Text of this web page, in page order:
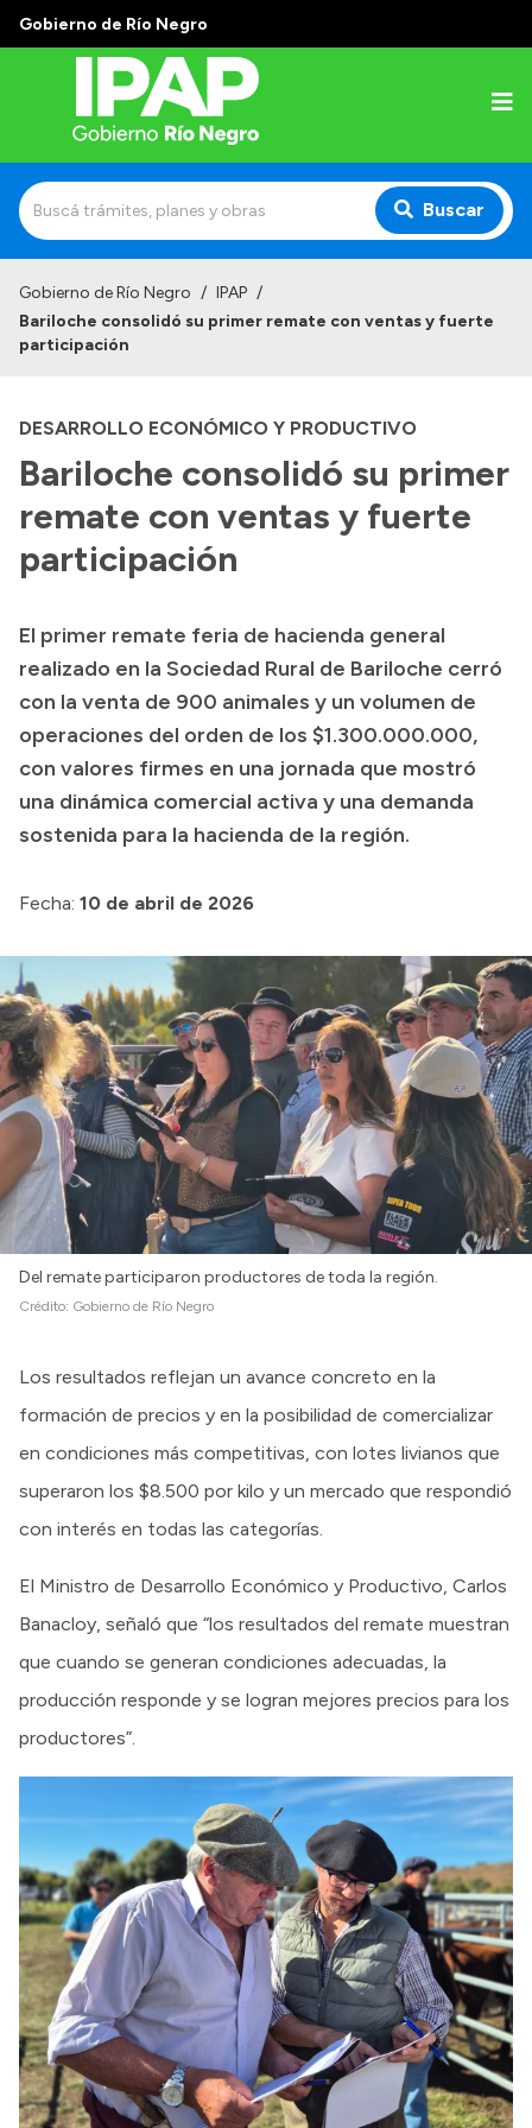
Gobierno de Río Negro
Buscar
Institucional
Autoridades
Alumnos
Docentes y Capacitadores
Delegaciones
Accesos directos
SIU GUARANÍ
SECUNDARIO
TECNICATURAS
CAPACITACIONES
Gobierno de Río Negro / IPAP /
Bariloche consolidó su primer remate con ventas y fuerte
participación
DESARROLLO ECONÓMICO Y PRODUCTIVO
Bariloche consolidó su primer
remate con ventas y fuerte
participación
El primer remate feria de hacienda general
realizado en la Sociedad Rural de Bariloche cerró
con la venta de 900 animales y un volumen de
operaciones del orden de los $1.300.000.000,
con valores firmes en una jornada que mostró
una dinámica comercial activa y una demanda
sostenida para la hacienda de la región.
Fecha: 10 de abril de 2026
Del remate participaron productores de toda la región.
Crédito: Gobierno de Río Negro
Los resultados reflejan un avance concreto en la
formación de precios y en la posibilidad de comercializar
en condiciones más competitivas, con lotes livianos que
superaron los $8.500 por kilo y un mercado que respondió
con interés en todas las categorías.
El Ministro de Desarrollo Económico y Productivo, Carlos
Banacloy, señaló que “los resultados del remate muestran
que cuando se generan condiciones adecuadas, la
producción responde y se logran mejores precios para los
productores”.